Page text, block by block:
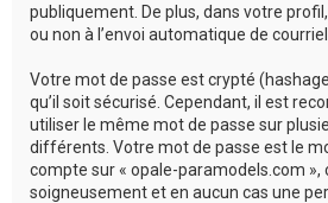
publiquement. De plus, dans votre
ou non à l’envoi automatique de
Votre mot de passe est crypté
qu’il soit sécurisé. Cependant, il est
utiliser le même mot de passe sur
différents. Votre mot de passe est le
compte sur « opale-paramodels.com »,
soigneusement et en aucun cas une